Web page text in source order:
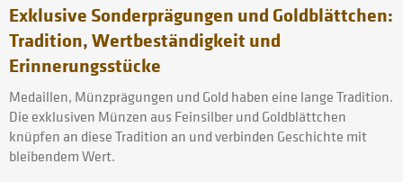
Exklusive Sonderprägungen und Goldblättchen:
Tradition, Wertbeständigkeit und
Erinnerungsstücke
Medaillen, Münzprägungen und Gold haben eine lange Tradition.
Die exklusiven Münzen aus Feinsilber und Goldblättchen
knüpfen an diese Tradition an und verbinden Geschichte mit
bleibendem Wert.